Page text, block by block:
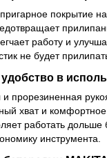
покрытие
работу и
не будет
в
прорезиненная
хват и
работать дольше
инструмента.